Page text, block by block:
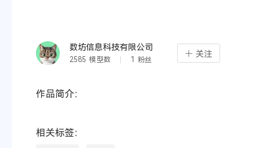
数坊信息科技有限公司
2585 模型数 1 粉丝
关注
作品简介：
相关标签：